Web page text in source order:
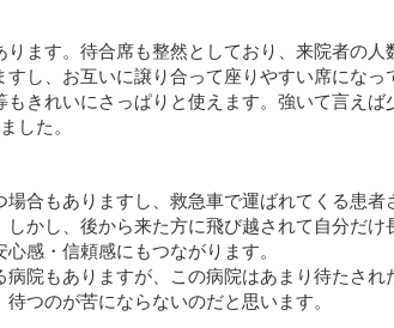
ます。待合席も整然としており、来院者の人
し、お互いに譲り合って座りやすい席になっ
きれいにさっぱりと使えます。強いて言えば
した。
合もありますし、救急車で運ばれてくる患者
かし、後から来た方に飛び越されて自分だけ
感・信頼感にもつながります。
院もありますが、この病院はあまり待たされ
つのが苦にならないのだと思います。